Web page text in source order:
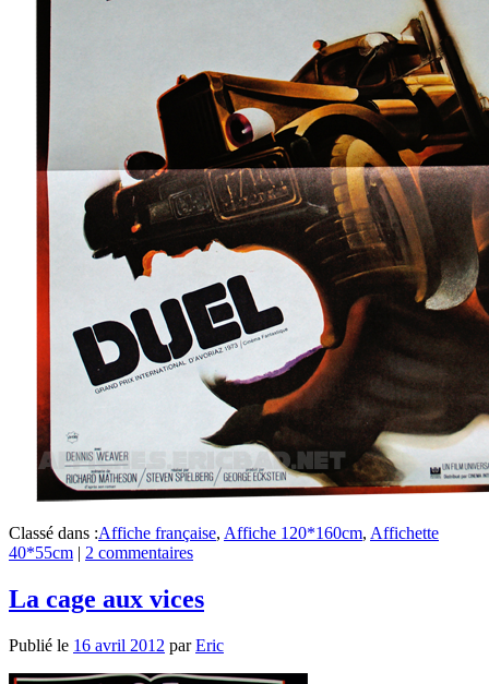
Classé dans :Affiche française, Affiche 120*160cm, Affichette
40*55cm | 2 commentaires
La cage aux vices
Publié le 16 avril 2012 parEric